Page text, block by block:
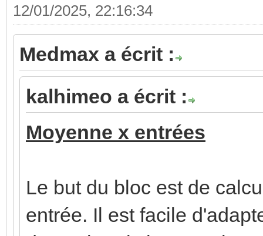
12/01/2025, 22:16:34
Medmax a écrit :
kalhimeo a écrit :
Moyenne x entrées
Le but du bloc est de
entrée. Il est facile